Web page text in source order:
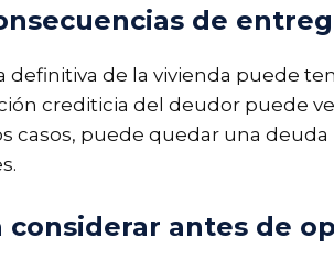
de
definitiva de la vivienda puede
crediticia del deudor puede
casos, puede quedar una
considerar antes de